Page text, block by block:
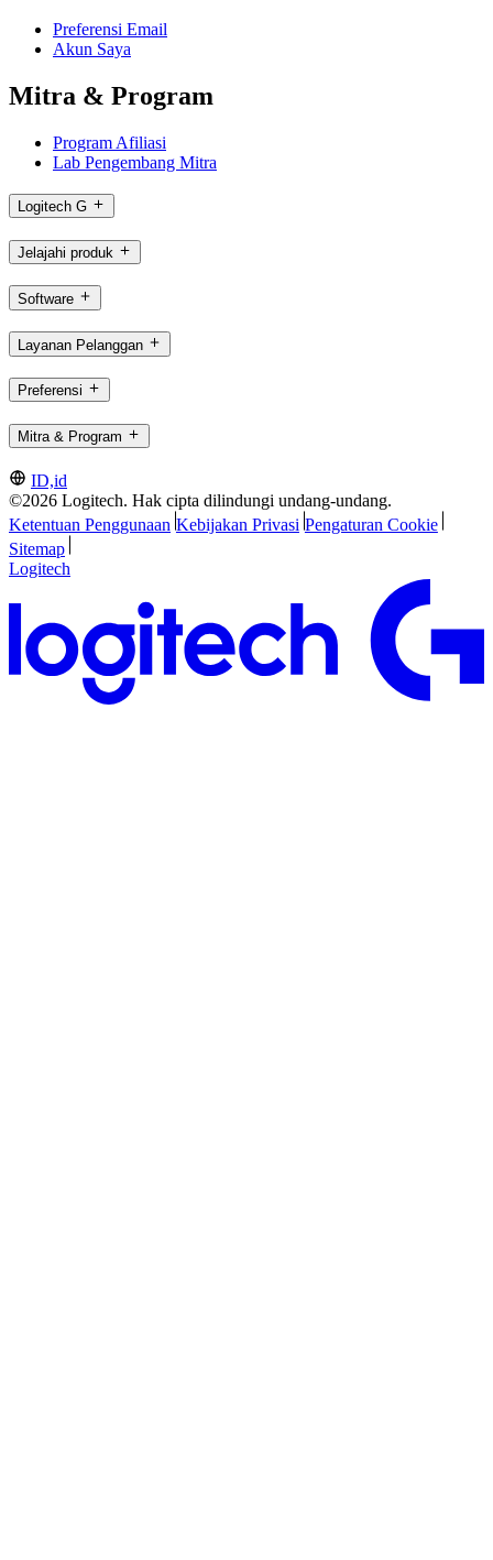
Preferensi Email
Akun Saya
Mitra & Program
Program Afiliasi
Lab Pengembang Mitra
Logitech G
Jelajahi produk
Software
Layanan Pelanggan
Preferensi
Mitra & Program
ID,id
©2026 Logitech. Hak cipta dilindungi undang-undang.
Ketentuan Penggunaan Kebijakan Privasi Pengaturan Cookie
Sitemap
Logitech